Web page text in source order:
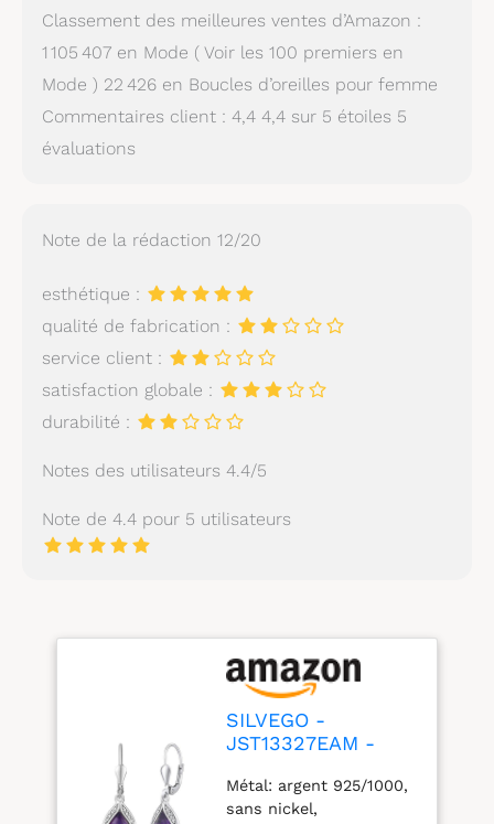
Classement des meilleures ventes d’Amazon :
1 105 407 en Mode ( Voir les 100 premiers en
Mode ) 22 426 en Boucles d’oreilles pour femme
Commentaires client : 4,4 4,4 sur 5 étoiles 5
évaluations
Note de la rédaction 12/20
esthétique :
qualité de fabrication :
service client :
satisfaction globale :
durabilité :
Notes des utilisateurs 4.4/5
Note de 4.4 pour 5 utilisateurs
SILVEGO -
JST13327EAM -
Femme - Argent
925/1000 -
Métal: argent 925/1000,
sans nickel,